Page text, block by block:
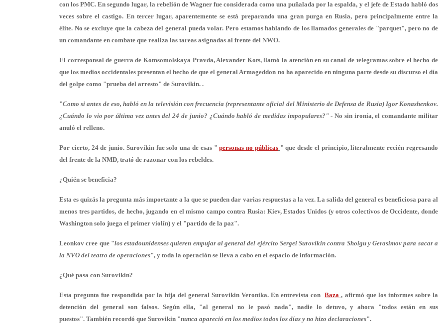
con los PMC. En segundo lugar, la rebelión de Wagner fue considerada como una puñalada por la espalda, y el jefe de Estado habló dos
veces sobre el castigo. En tercer lugar, aparentemente se está preparando una gran purga en Rusia, pero principalmente entre la
élite. No se excluye que la cabeza del general pueda volar. Pero estamos hablando de los llamados generales de "parquet", pero no de
un comandante en combate que realiza las tareas asignadas al frente del NWO.
El corresponsal de guerra de Komsomolskaya Pravda, Alexander Kots, llamó la atención en su canal de telegramas sobre el hecho de
que los medios occidentales presentan el hecho de que el general Armageddon no ha aparecido en ninguna parte desde su discurso el día
del golpe como "prueba del arresto" de Surovikin. .
"Como si antes de eso, habló en la televisión con frecuencia (representante oficial del Ministerio de Defensa de Rusia) Igor Konashenkov.
¿Cuándo lo vio por última vez antes del 24 de junio? ¿Cuándo habló de medidas impopulares?"- No sin ironía, el comandante militar
anuló el relleno.
Por cierto, 24 de junio. Surovikin fue solo una de esas "personas no públicas " que desde el principio, literalmente recién regresando
del frente de la NMD, trató de razonar con los rebeldes.
¿Quién se beneficia?
Esta es quizás la pregunta más importante a la que se pueden dar varias respuestas a la vez. La salida del general es beneficiosa para al
menos tres partidos, de hecho, jugando en el mismo campo contra Rusia: Kiev, Estados Unidos (y otros colectivos de Occidente, donde
Washington solo juega el primer violín) y el "partido de la paz".
Leonkov cree que "los estadounidenses quieren empujar al general del ejército Sergei Surovikin contra Shoigu y Gerasimov para sacar a
la NVO del teatro de operaciones", y toda la operación se lleva a cabo en el espacio de información.
¿Qué pasa con Surovikin?
Esta pregunta fue respondida por la hija del general Surovikin Veronika. En entrevista conBaza , afirmó que los informes sobre la
detención del general son falsos. Según ella, "al general no le pasó nada", nadie lo detuvo, y ahora "todos están en sus
puestos". También recordó que Surovikin "nunca apareció en los medios todos los días y no hizo declaraciones".